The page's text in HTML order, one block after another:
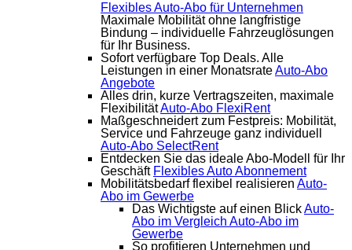
Flexibles Auto-Abo für Unternehmen
Maximale Mobilität ohne langfristige
Bindung – individuelle Fahrzeuglösungen
für Ihr Business.
Sofort verfügbare Top Deals. Alle
Leistungen in einer MonatsrateAuto-Abo
Angebote
Alles drin, kurze Vertragszeiten, maximale
FlexibilitätAuto-Abo FlexiRent
Maßgeschneidert zum Festpreis: Mobilität,
Service und Fahrzeuge ganz individuell
Auto-Abo SelectRent
Entdecken Sie das ideale Abo-Modell für Ihr
Geschäft Flexibles Auto Abonnement
Mobilitätsbedarf flexibel realisieren Auto-
Abo im Gewerbe
Das Wichtigste auf einen BlickAuto-
Abo im Vergleich Auto-Abo im
Gewerbe
So profitieren Unternehmen und